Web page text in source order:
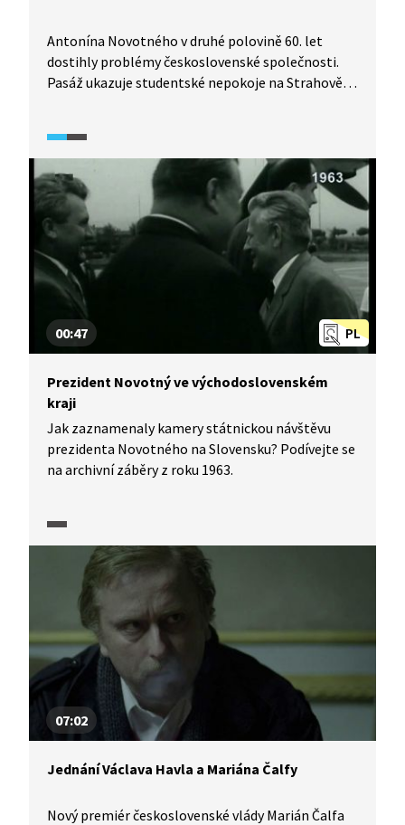
Antonína Novotného v druhé polovině 60. let
dostihly problémy československé společnosti.
Pasáž ukazuje studentské nepokoje na Strahově,
PL
00:47
Prezident Novotný ve východoslovenském
kraji
Jak zaznamenaly kamery státnickou návštěvu
prezidenta Novotného na Slovensku? Podívejte se
na archivní záběry z roku 1963.
07:02
Jednání Václava Havla a Mariána Čalfy
Nový premiér československé vlády Marián Čalfa